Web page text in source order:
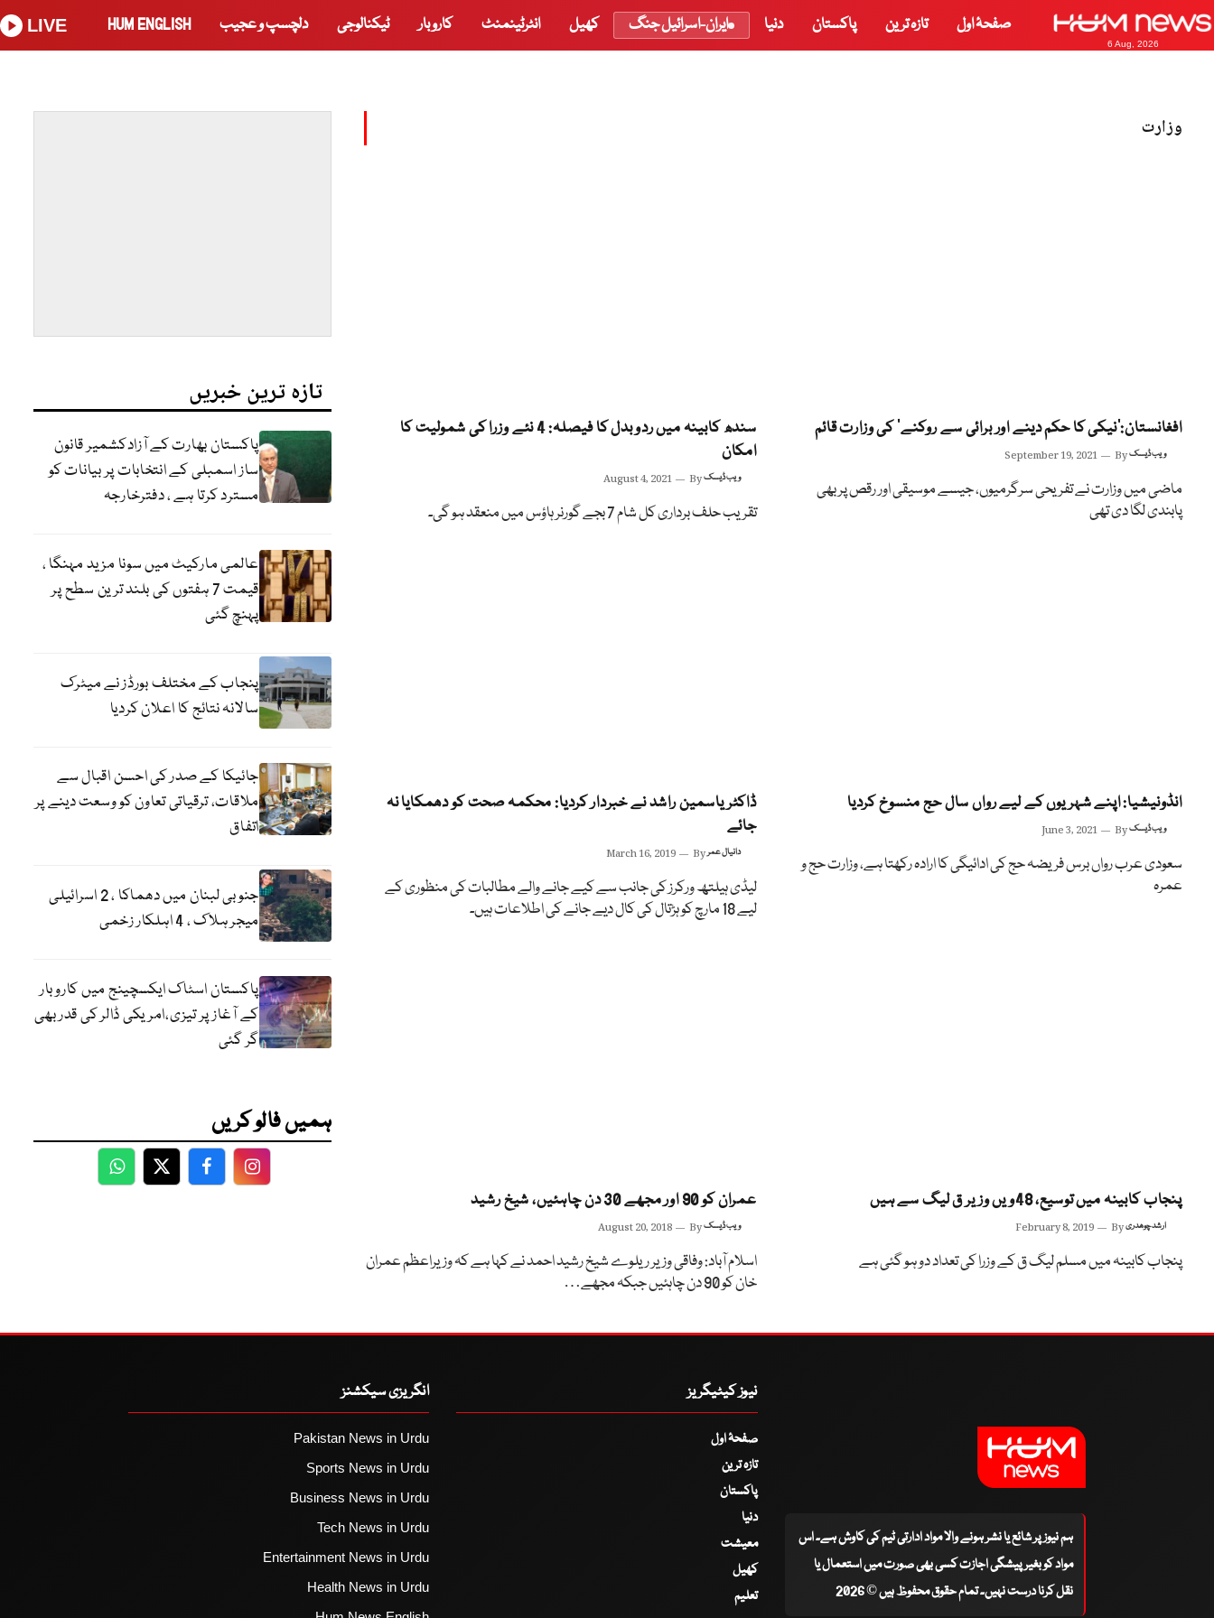
6 Aug, 2026
صفحۂ اول تازہ ترین پاکستان دنیا ایران-اسرائیل جنگ کھیل انٹرٹینمنٹ کاروبار ٹیکنالوجی دلچسپ و عجیب HUM ENGLISH
LIVE
وزارت
افغانستان:’نیکی کا حکم دینے اور برائی سے روکنے‘ کی وزارت قائم
September 19, 2021 Byویب ڈیسک
ماضی میں وزارت نے تفریحی سرگرمیوں، جیسے موسیقی اور رقص پر بھی
پابندی لگا دی تھی
سندھ کابینہ میں ردوبدل کا فیصلہ: 4 نئے وزرا کی شمولیت کا
امکان
August 4, 2021 Byویب ڈیسک
تقریب حلف برداری کل شام 7 بجے گورنر ہاؤس میں منعقد ہو گی۔
انڈونیشیا: اپنے شہریوں کے لیے رواں سال حج منسوخ کردیا
June 3, 2021 Byویب ڈیسک
سعودی عرب رواں برس فریضہ حج کی ادائیگی کا ارادہ رکھتا ہے، وزارت حج و
عمرہ
ڈاکٹر یاسمین راشد نے خبردار کردیا: محکمہ صحت کو دھمکایا نہ
جائے
March 16, 2019 Byدانیال عمر
لیڈی ہیلتھ ورکرز کی جانب سے کیے جانے والے مطالبات کی منظوری کے
لیے 18 مارچ کو ہڑتال کی کال دیے جانے کی اطلاعات ہیں۔
پنجاب کابینہ میں توسیع، 48ویں وزیر ق لیگ سے ہیں
February 8, 2019 Byارشد چوھدری
پنجاب کابینہ میں مسلم لیگ ق کے وزرا کی تعداد دو ہو گئی ہے
عمران کو 90 اور مجھے 30 دن چاہئیں، شیخ رشید
August 20, 2018 Byویب ڈیسک
اسلام آباد: وفاقی وزیر ریلوے شیخ رشید احمد نے کہا ہے کہ وزیراعظم عمران
خان کو 90 دن چاہئیں جبکہ مجھے…
تازہ ترین خبریں
پاکستان بھارت کے آزادکشمیر قانون
ساز اسمبلی کے انتخابات پر بیانات کو
مسترد کرتا ہے ، دفترخارجہ
عالمی مارکیٹ میں سونا مزید مہنگا ،
قیمت 7 ہفتوں کی بلند ترین سطح پر
پہنچ گئی
پنجاب کے مختلف بورڈز نے میٹرک
سالانہ نتائج کا اعلان کردیا
جائیکا کے صدر کی احسن اقبال سے
ملاقات، ترقیاتی تعاون کو وسعت دینے پر
اتفاق
جنوبی لبنان میں دھماکا ، 2 اسرائیلی
میجر ہلاک ، 4 اہلکار زخمی
پاکستان اسٹاک ایکسچینج میں کاروبار
کے آغاز پر تیزی،امریکی ڈالر کی قدر بھی
گر گئی
ہمیں فالو کریں
WhatsApp
TwitterFacebookFacebook
ہم نیوز پر شائع یا نشر ہونے والا مواد ادارتی ٹیم کی کاوش ہے۔ اس
مواد کو بغیر پیشگی اجازت کسی بھی صورت میں استعمال یا
نقل کرنا درست نہیں۔ تمام حقوق محفوظ ہیں © 2026
نیوز کیٹیگریز
صفحۂ اول
تازہ ترین
پاکستان
دنیا
معیشت
کھیل
تعلیم
انگریزی سیکشنز
Pakistan News in Urdu
Sports News in Urdu
Business News in Urdu
Tech News in Urdu
Entertainment News in Urdu
Health News in Urdu